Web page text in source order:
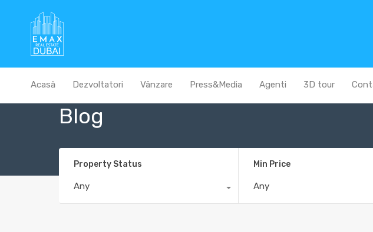
Acasă Dezvoltatori Vânzare Press&Media Agenti 3D tour
Blog
Property Status
Any
Min Price
Any